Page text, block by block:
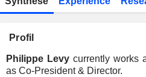
Profil
Philippe Levycurrently works
as Co-President & Director.